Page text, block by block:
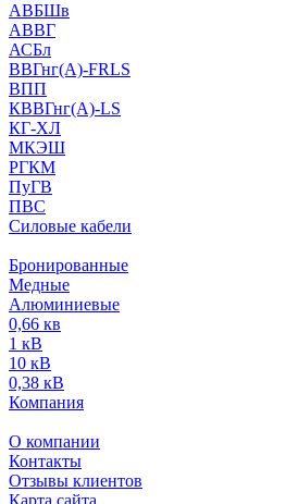
АВБШв
АВВГ
АСБл
ВВГнг(А)-FRLS
ВПП
КВВГнг(А)-LS
КГ-ХЛ
МКЭШ
РГКМ
ПуГВ
ПВС
Силовые кабели
Бронированные
Медные
Алюминиевые
0,66 кв
1 кВ
10 кВ
0,38 кВ
Компания
О компании
Контакты
Отзывы клиентов
Карта сайта